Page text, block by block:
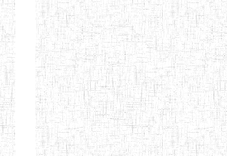
Etablissements
d'enseignement
secondaire
technique
et
professionnel
ESTP
Etablissements